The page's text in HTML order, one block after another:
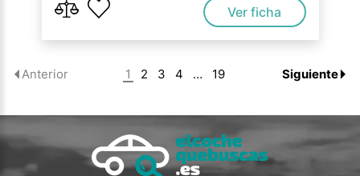
Ver ficha
Anterior 1 2 3 4 … 19 Siguiente